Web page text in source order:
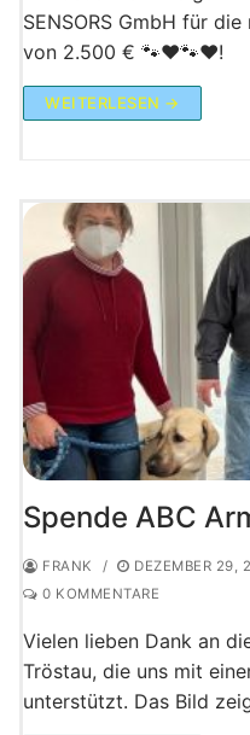
SENSORS GmbH für
von 2.500 € 🐾❤🐾❤!
WEITERLESEN →
Spende ABC
FRANK / DEZEMBER 29,
0 KOMMENTARE
Vielen lieben Dank an
Tröstau, die uns mit
unterstützt. Das Bild